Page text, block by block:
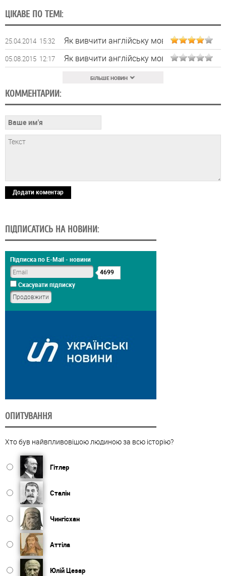
ЦІКАВЕ ПО ТЕМІ:
25.04.2014 15:32 Як вивчити англійську мову
05.08.2015 12:17 Як вивчити англійську мову?
БІЛЬШЕ НОВИН
КОММЕНТАРИИ:
Додати коментар
ПІДПИСАТИСЬ НА НОВИНИ:
Підписка по E-Mail - новини
4699
Скасувати підписку
ОПИТУВАННЯ
Хто був найвпливовішою людиною за всю історію?
Гітлер
Сталін
Чингісхан
Аттіла
Юлій Цезар